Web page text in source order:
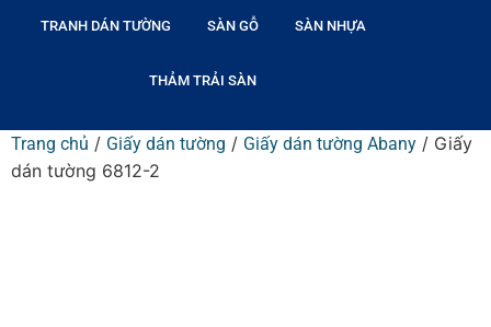
TRANH DÁN TƯỜNG SÀN GỖ SÀN NHỰA
THẢM TRẢI SÀN
Trang chủ / Giấy dán tường / Giấy dán tường Abany / Giấy
dán tường 6812-2